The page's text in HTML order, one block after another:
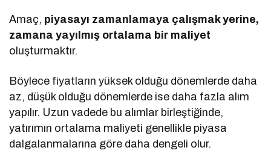
Amaç, piyasayı zamanlamaya çalışmak yerine,
zamana yayılmış ortalama bir maliyet
oluşturmaktır.
Böylece fiyatların yüksek olduğu dönemlerde daha
az, düşük olduğu dönemlerde ise daha fazla alım
yapılır. Uzun vadede bu alımlar birleştiğinde,
yatırımın ortalama maliyeti genellikle piyasa
dalgalanmalarına göre daha dengeli olur.